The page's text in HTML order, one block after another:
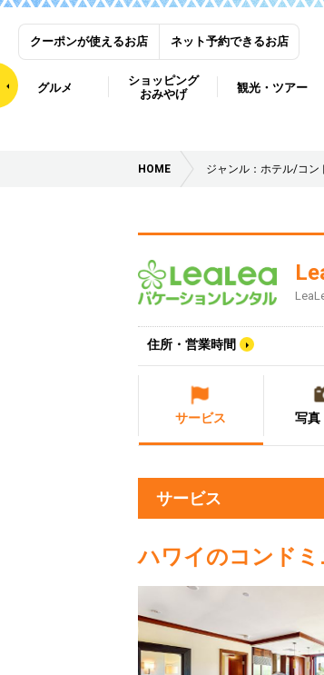
クーポンが使えるお店 ネット予約できるお店
グルメ
ショッピング
おみやげ
観光・ツアー
HOME ジャンル：ホテル/コン
住所・営業時間
サービス 写真
サービス
ハワイのコンド